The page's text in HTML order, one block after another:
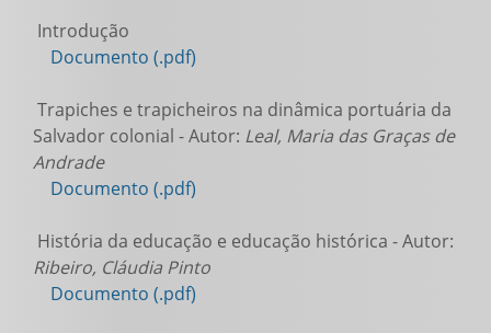
Introdução
Documento (.pdf)
Trapiches e trapicheiros na dinâmica portuária da
Salvador colonial - Autor: Leal, Maria das Graças de
Andrade
Documento (.pdf)
História da educação e educação histórica - Autor:
Ribeiro, Cláudia Pinto
Documento (.pdf)